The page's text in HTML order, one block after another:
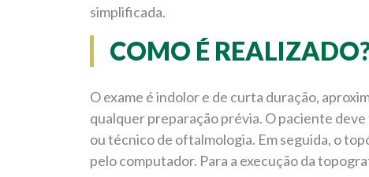
simplificada.
COMO É
O exame é indolor e de curta duração,
qualquer preparação prévia. O paciente
ou técnico de oftalmologia. Em seguida, o
pelo computador. Para a execução da